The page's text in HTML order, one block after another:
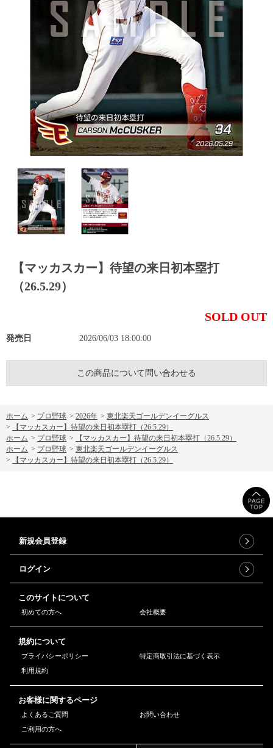
【マッカスカー】待望の来日初本塁打
（26.5.29）
SOLD OUT
発売日 2026/06/03 18:00:00
この商品について問い合わせる
ホーム > プロ野球 > 2026年 > 東北楽天ゴールデンイーグルス
>
【マッカスカー】待望の来日初本塁打（26.5.29）
ホーム > プロ野球 >
【マッカスカー】待望の来日初本塁打（26.5.29）
ホーム > プロ野球 > 東北楽天ゴールデンイーグルス
>
【マッカスカー】待望の来日初本塁打（26.5.29）
新規会員登録
ログイン
このサイトについて
初めての方へ 会社概要
規約について
プライバシーポリシー
特定商取引法に基づく表示
利用規約
お客様に関するページ
よくあるご質問
お問い合わせ
ご利用の方へ